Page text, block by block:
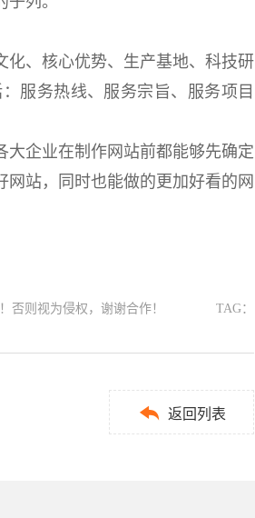
化、核心优势、生产基地、科技研
服务热线、服务宗旨、服务项目
大企业在制作网站前都能够先确定
站，同时也能做的更加好看的网
否则视为侵权，谢谢合作！ TAG：
 返回列表